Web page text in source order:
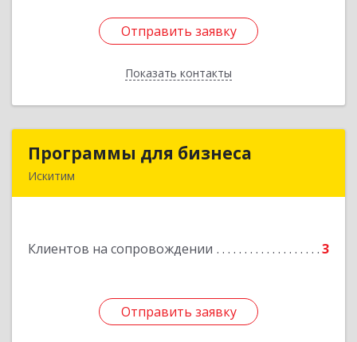
Отправить заявку
Показать контакты
Отправить заявку
Назад
Программы для бизнеса
Искитим
Клиентов на сопровождении 3
Отправить заявку
Программы для бизнеса
Отправить заявку